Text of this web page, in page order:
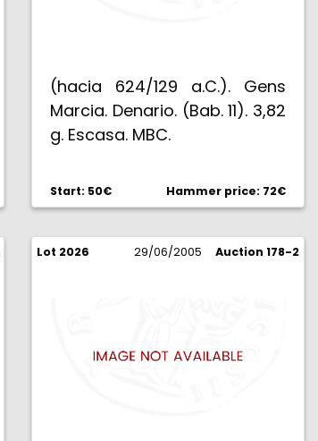
(hacia 624/129 a.C.). Gens
Marcia. Denario. (Bab. 11). 3,82
g. Escasa. MBC.
Start: 50€ Hammer price: 72€
Lot 2026 29/06/2005 Auction 178-2